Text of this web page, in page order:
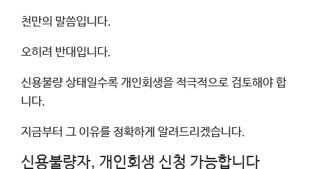
천만의 말씀입니다.
오히려 반대입니다.
신용불량 상태일수록 개인회생을 적극적으로 검토해야 합
니다.
지금부터 그 이유를 정확하게 알려드리겠습니다.
신용불량자, 개인회생 신청 가능합니다